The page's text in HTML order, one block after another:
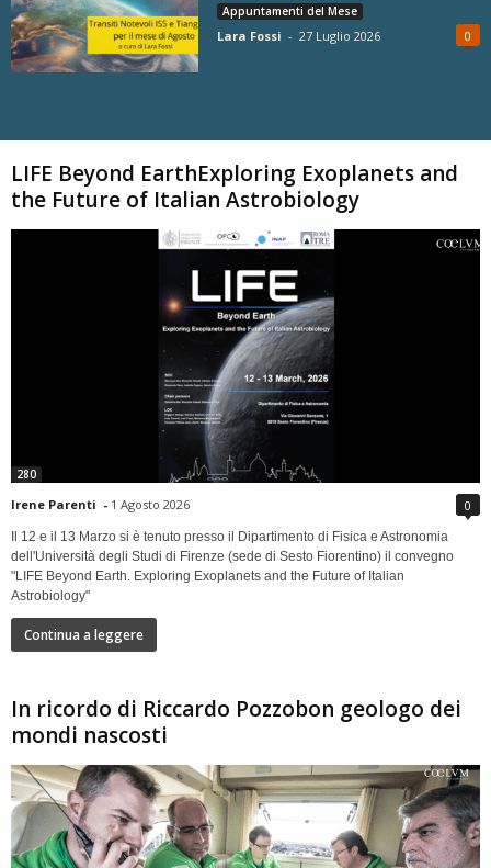
Appuntamenti del Mese
Lara Fossi - 27 Luglio 2026 0
LIFE Beyond EarthExploring Exoplanets and
the Future of Italian Astrobiology
280
Irene Parenti - 1 Agosto 2026 0
Il 12 e il 13 Marzo si è tenuto presso il Dipartimento di Fisica e Astronomia
dell'Università degli Studi di Firenze (sede di Sesto Fiorentino) il convegno
"LIFE Beyond Earth. Exploring Exoplanets and the Future of Italian
Astrobiology"
Continua a leggere
In ricordo di Riccardo Pozzobon geologo dei
mondi nascosti